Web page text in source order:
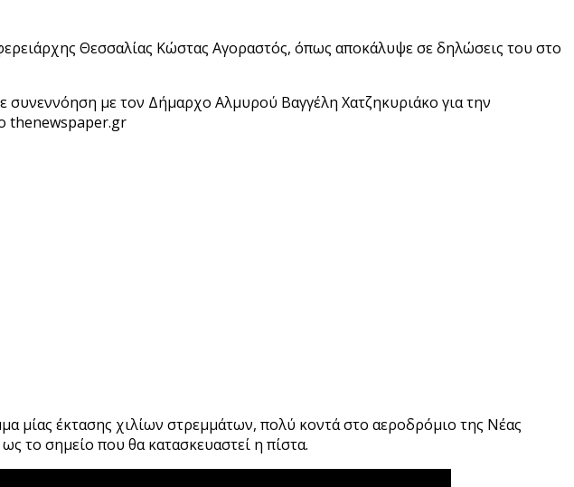
Θεσσαλίας Κώστας Αγοραστός, όπως αποκάλυψε σε δηλώσεις του στο
συνεννόηση με τον Δήμαρχο Αλμυρού Βαγγέλη Χατζηκυριάκο για την
thenewspaper.gr
μίας έκτασης χιλίων στρεμμάτων, πολύ κοντά στο αεροδρόμιο της Νέας
το σημείο που θα κατασκευαστεί η πίστα.